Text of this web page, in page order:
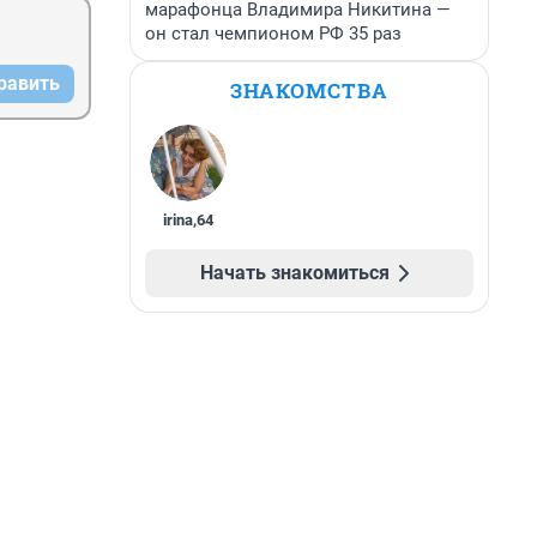
марафонца Владимира Никитина —
он стал чемпионом РФ 35 раз
ЗНАКОМСТВА
irina,64
Начать знакомиться